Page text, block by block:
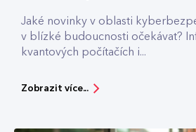
Jaké novinky v oblasti
v blízké budoucnosti očekávat?
kvantových počítačích i...
Zobrazit více...